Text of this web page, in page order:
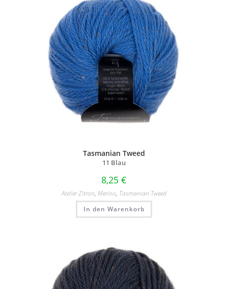
Tasmanian Tweed
11 Blau
8,25 €
Atelier Zitron, Merino, Tasmanian Tweed
In den Warenkorb